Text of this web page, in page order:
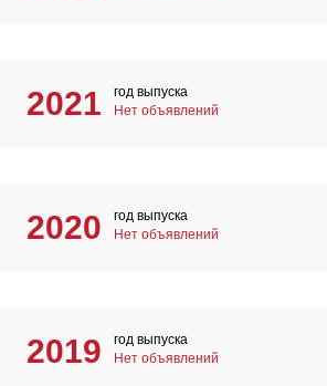
2021
год выпуска
Нет объявлений
2020
год выпуска
Нет объявлений
2019
год выпуска
Нет объявлений